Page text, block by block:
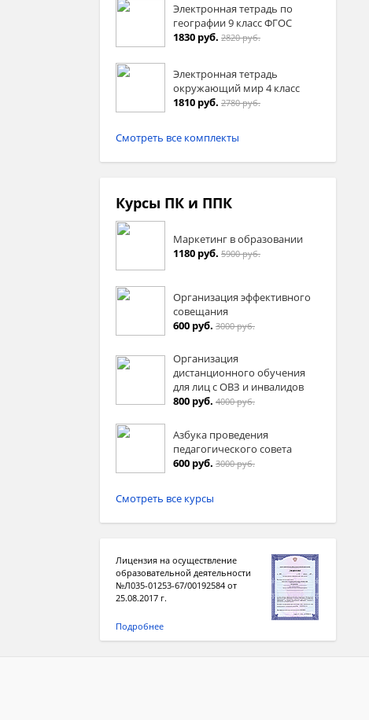
Электронная тетрадь по
географии 9 класс ФГОС
1830 руб. 2820 руб.
Электронная тетрадь
окружающий мир 4 класс
1810 руб. 2780 руб.
Смотреть все комплекты
Курсы ПК и ППК
Маркетинг в образовании
1180 руб. 5900 руб.
Организация эффективного
совещания
600 руб. 3000 руб.
Организация
дистанционного обучения
для лиц с ОВЗ и инвалидов
800 руб. 4000 руб.
Азбука проведения
педагогического совета
600 руб. 3000 руб.
Смотреть все курсы
Лицензия на осуществление
образовательной деятельности
№Л035-01253-67/00192584 от
25.08.2017 г.
Подробнее